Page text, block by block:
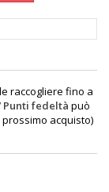
raccogliere fino a
Punti fedeltà può
acquisto)